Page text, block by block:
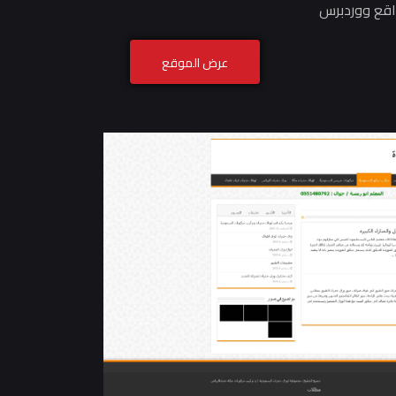
ووردبرس
عرض الموقع